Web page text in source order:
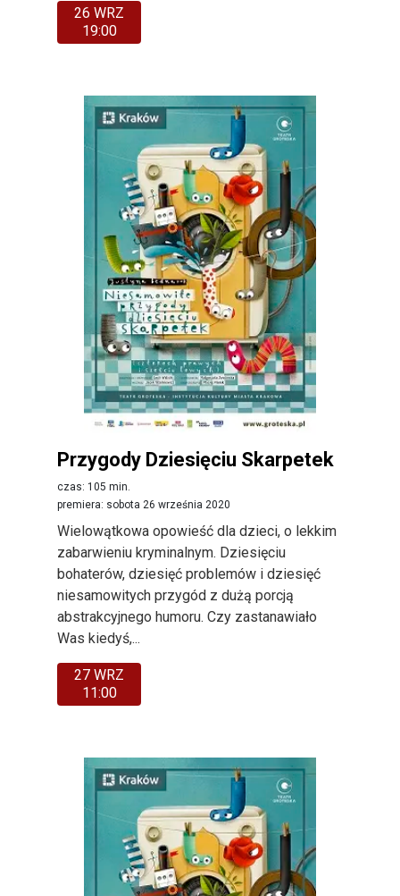
26 WRZ
19:00
Przygody Dziesięciu Skarpetek
czas: 105 min.
premiera: sobota 26 września 2020
Wielowątkowa opowieść dla dzieci, o lekkim
zabarwieniu kryminalnym. Dziesięciu
bohaterów, dziesięć problemów i dziesięć
niesamowitych przygód z dużą porcją
abstrakcyjnego humoru. Czy zastanawiało
Was kiedyś,...
27 WRZ
11:00